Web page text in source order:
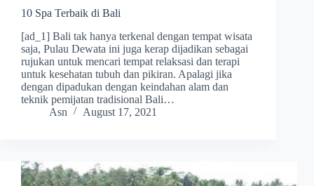
10 Spa Terbaik di Bali
[ad_1] Bali tak hanya terkenal dengan tempat wisata
saja, Pulau Dewata ini juga kerap dijadikan sebagai
rujukan untuk mencari tempat relaksasi dan terapi
untuk kesehatan tubuh dan pikiran. Apalagi jika
dengan dipadukan dengan keindahan alam dan
teknik pemijatan tradisional Bali…
Asn
August 17, 2021